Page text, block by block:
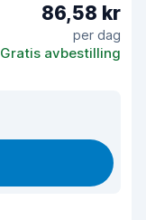
86,58 kr
per dag
Gratis avbestilling